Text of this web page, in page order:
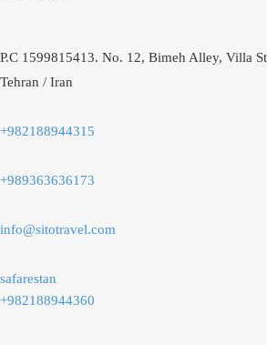
P.C 1599815413. No. 12, Bimeh Alley, Villa
Tehran / Iran
+982188944315
+989363636173
info@sitotravel.com
safarestan
+982188944360